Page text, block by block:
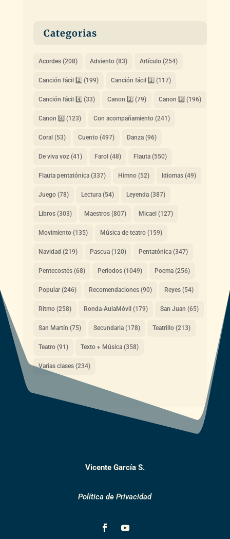
Categorias
Acordes(208) Adviento(83) Artículo(254)
Canción fácil 2️⃣ (199) Canción fácil 3️⃣ (117)
Canción fácil 4️⃣ (33) Canon 2️⃣ (79) Canon 3️⃣ (196)
Canon 4️⃣ (123) Con acompañamiento(241)
Coral (53) Cuento(497) Danza(96)
De viva voz(41) Farol (48) Flauta(550)
Flauta pentatónica(337) Himno(52) Idiomas(49)
Juego(78) Lectura(54) Leyenda(387)
Libros(303) Maestros(807) Micael (127)
Movimiento(135) Música de teatro(159)
Navidad (219) Pascua(120) Pentatónica(347)
Pentecostés(68) Periodos(1049) Poema(256)
Popular(246) Recomendaciones(90) Reyes(54)
Ritmo(258) Ronda-AulaMóvil (179) San Juan (65)
San Martín (75) Secundaria(178) Teatrillo(213)
Teatro(91) Texto + Música(358)
Varias clases(234)
Vicente García S.
Política de Privacidad